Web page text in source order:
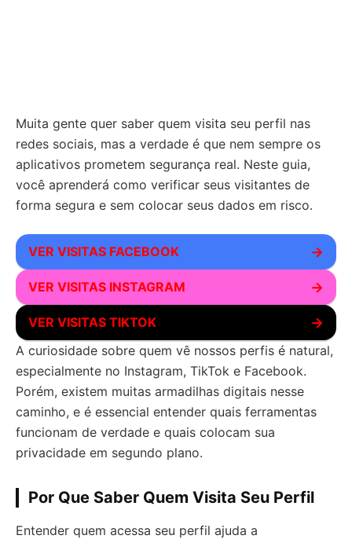
Muita gente quer saber quem visita seu perfil nas
redes sociais, mas a verdade é que nem sempre os
aplicativos prometem segurança real. Neste guia,
você aprenderá como verificar seus visitantes de
forma segura e sem colocar seus dados em risco.
VER VISITAS FACEBOOK →
VER VISITAS INSTAGRAM →
VER VISITAS TIKTOK →
A curiosidade sobre quem vê nossos perfis é natural,
especialmente no Instagram, TikTok e Facebook.
Porém, existem muitas armadilhas digitais nesse
caminho, e é essencial entender quais ferramentas
funcionam de verdade e quais colocam sua
privacidade em segundo plano.
Por Que Saber Quem Visita Seu Perfil
Entender quem acessa seu perfil ajuda a